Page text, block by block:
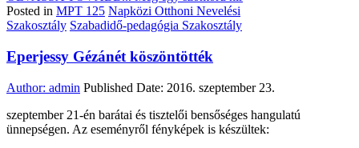
Posted in MPT 125 Napközi Otthoni Nevelési
Szakosztály Szabadidő-pedagógia Szakosztály
Eperjessy Gézánét köszöntötték
Author: admin Published Date: 2016. szeptember 23.
szeptember 21-én barátai és tisztelői bensőséges hangulatú
ünnepségen. Az eseményről fényképek is készültek: